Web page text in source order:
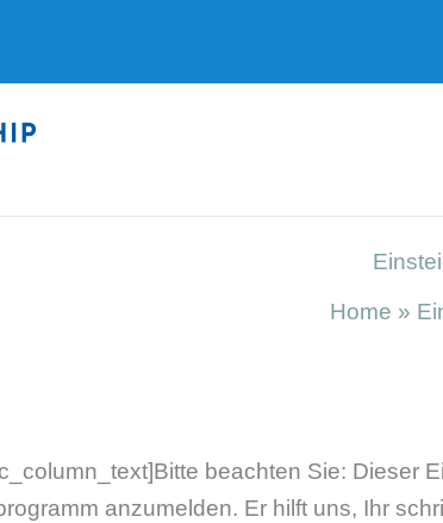
Home »
beachten Sie: Dieser
anzumelden. Er hilft uns, Ihr